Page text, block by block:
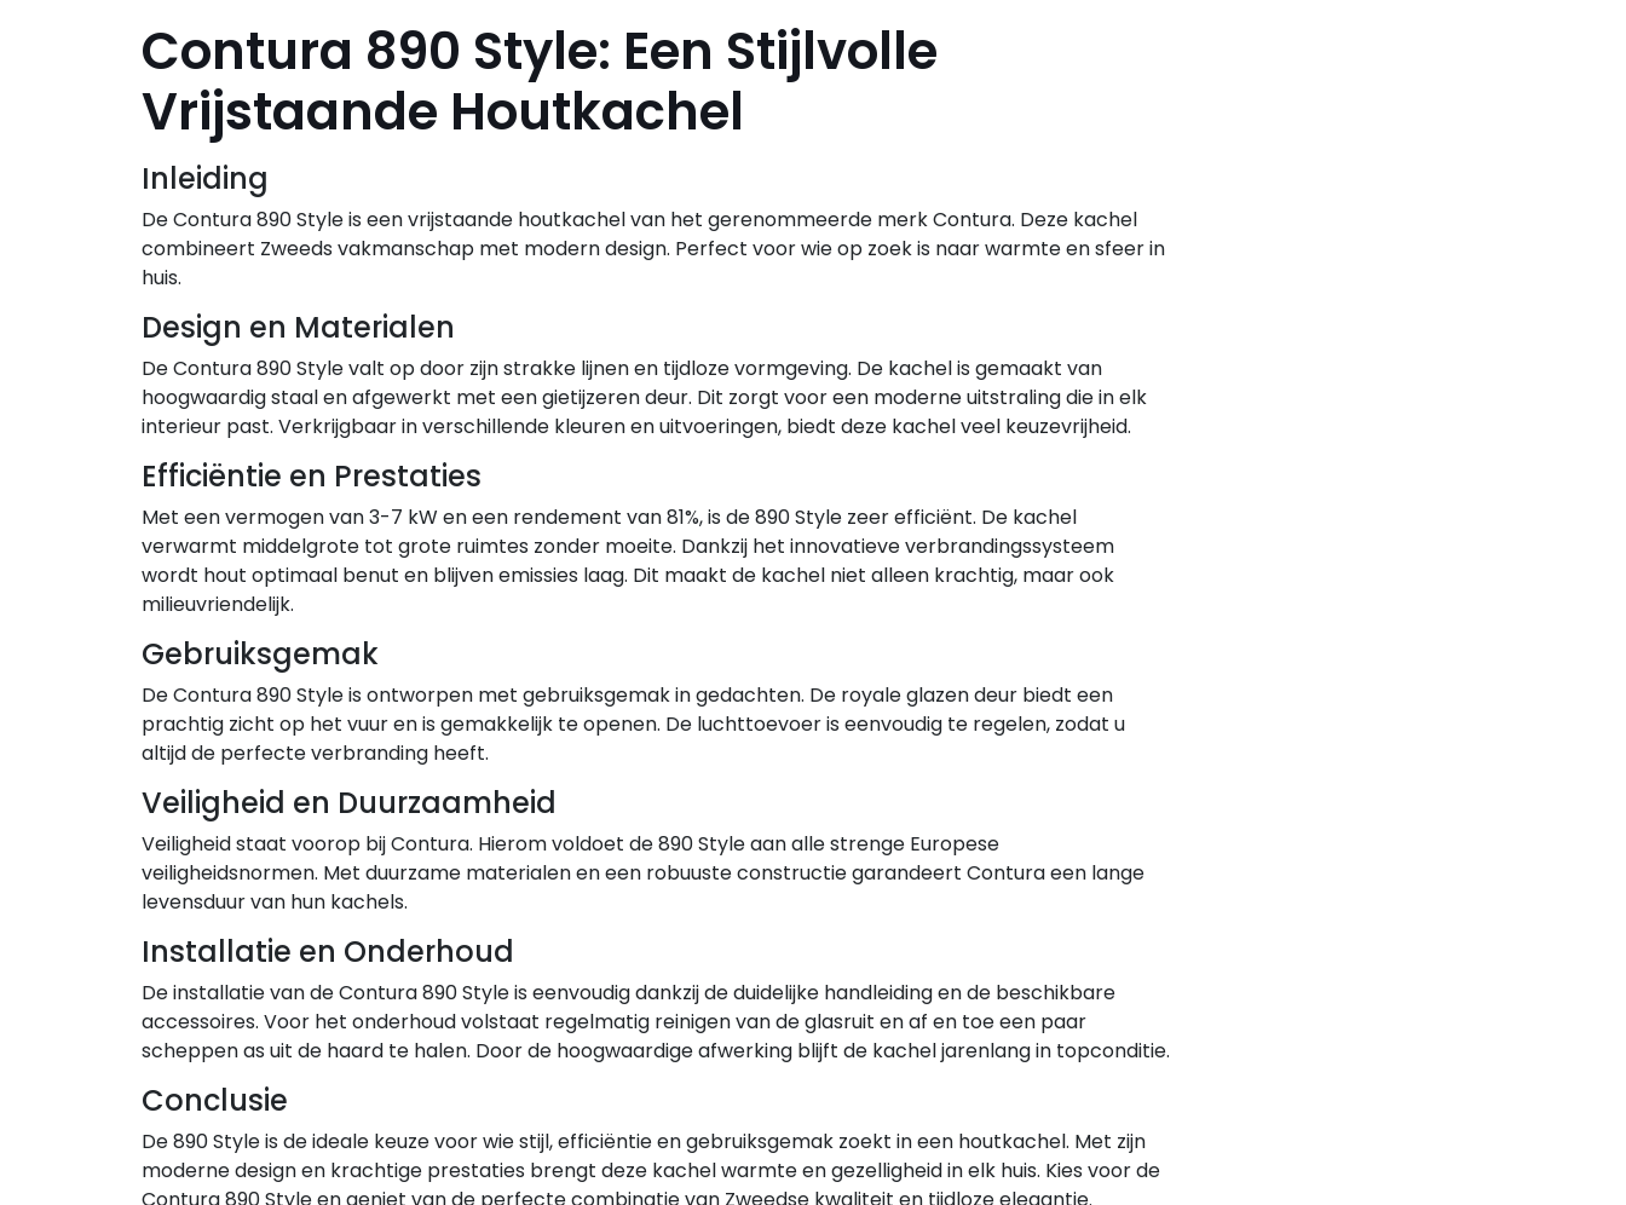
Contura 890 Style: Een Stijlvolle
Vrijstaande Houtkachel
Inleiding
De Contura 890 Style is een vrijstaande houtkachel van het gerenommeerde merk Contura. Deze kachel
combineert Zweeds vakmanschap met modern design. Perfect voor wie op zoek is naar warmte en sfeer in
huis.
Design en Materialen
De Contura 890 Style valt op door zijn strakke lijnen en tijdloze vormgeving. De kachel is gemaakt van
hoogwaardig staal en afgewerkt met een gietijzeren deur. Dit zorgt voor een moderne uitstraling die in elk
interieur past. Verkrijgbaar in verschillende kleuren en uitvoeringen, biedt deze kachel veel keuzevrijheid.
Efficiëntie en Prestaties
Met een vermogen van 3-7 kW en een rendement van 81%, is de 890 Style zeer efficiënt. De kachel
verwarmt middelgrote tot grote ruimtes zonder moeite. Dankzij het innovatieve verbrandingssysteem
wordt hout optimaal benut en blijven emissies laag. Dit maakt de kachel niet alleen krachtig, maar ook
milieuvriendelijk.
Gebruiksgemak
De Contura 890 Style is ontworpen met gebruiksgemak in gedachten. De royale glazen deur biedt een
prachtig zicht op het vuur en is gemakkelijk te openen. De luchttoevoer is eenvoudig te regelen, zodat u
altijd de perfecte verbranding heeft.
Veiligheid en Duurzaamheid
Veiligheid staat voorop bij Contura. Hierom voldoet de 890 Style aan alle strenge Europese
veiligheidsnormen. Met duurzame materialen en een robuuste constructie garandeert Contura een lange
levensduur van hun kachels.
Installatie en Onderhoud
De installatie van de Contura 890 Style is eenvoudig dankzij de duidelijke handleiding en de beschikbare
accessoires. Voor het onderhoud volstaat regelmatig reinigen van de glasruit en af en toe een paar
scheppen as uit de haard te halen. Door de hoogwaardige afwerking blijft de kachel jarenlang in topconditie.
Conclusie
De 890 Style is de ideale keuze voor wie stijl, efficiëntie en gebruiksgemak zoekt in een houtkachel. Met zijn
moderne design en krachtige prestaties brengt deze kachel warmte en gezelligheid in elk huis. Kies voor de